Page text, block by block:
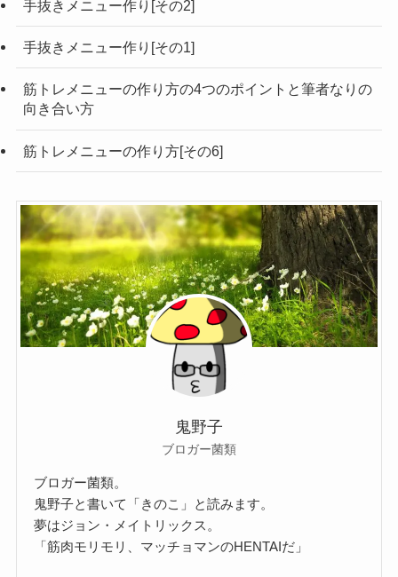
手抜きメニュー作り[その2]
手抜きメニュー作り[その1]
筋トレメニューの作り方の4つのポイントと筆者なりの
向き合い方
筋トレメニューの作り方[その6]
鬼野子
ブロガー菌類
ブロガー菌類。
鬼野子と書いて「きのこ」と読みます。
夢はジョン・メイトリックス。
「筋肉モリモリ、マッチョマンのHENTAIだ」